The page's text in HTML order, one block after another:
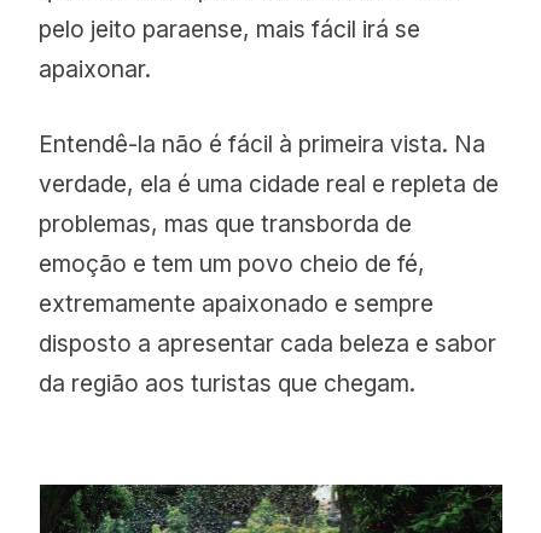
pelo jeito paraense, mais fácil irá se
apaixonar.
Entendê-la não é fácil à primeira vista. Na
verdade, ela é uma cidade real e repleta de
problemas, mas que transborda de
emoção e tem um povo cheio de fé,
extremamente apaixonado e sempre
disposto a apresentar cada beleza e sabor
da região aos turistas que chegam.